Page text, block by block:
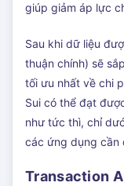
giúp giảm áp lực
Sau khi dữ liệu
thuận chính) sẽ
tối ưu nhất về chi
Sui có thể đạt
như tức thì, chỉ
các ứng dụng cần
Transaction